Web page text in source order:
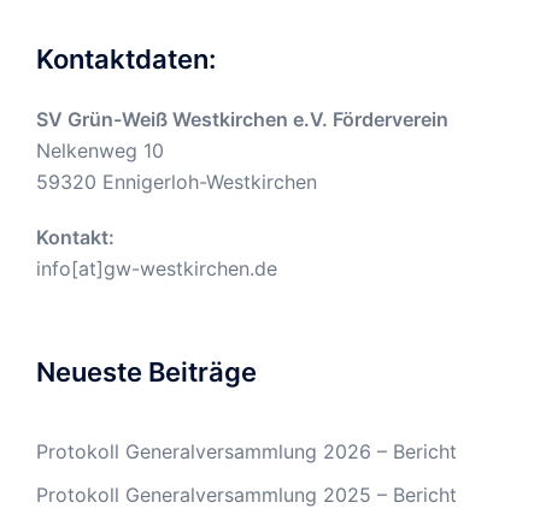
Kontaktdaten:
SV Grün-Weiß Westkirchen e.V. Förderverein
Nelkenweg 10
59320 Ennigerloh-Westkirchen
Kontakt:
info[at]gw-westkirchen.de
Neueste Beiträge
Protokoll Generalversammlung 2026 – Bericht
Protokoll Generalversammlung 2025 – Bericht